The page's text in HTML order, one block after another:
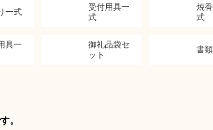
一式
受付用具一
式
焼
式
具一
御礼品袋セ
ット
書
。